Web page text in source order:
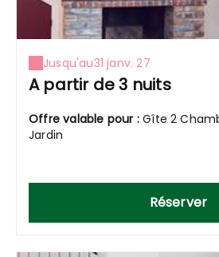
Jusqu'au31 janv. 27
A partir de 3 nuits
Offre valable pour :Gîte 2
Jardin
Réserver